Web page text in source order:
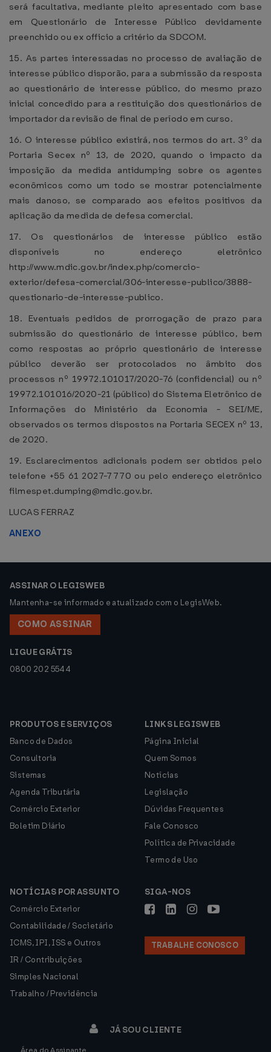
será facultativa, mediante pleito apresentado com base
em Questionário de Interesse Público devidamente
preenchido ou ex officio a critério da SDCOM.
15. As partes interessadas no processo de avaliação de
interesse público disporão, para a submissão da resposta
ao questionário de interesse público, do mesmo prazo
inicial concedido para a restituição dos questionários de
importador da revisão de final de período em curso.
16. O interesse público existirá, nos termos do art. 3º da
Portaria Secex nº 13, de 2020, quando o impacto da
imposição da medida antidumping sobre os agentes
econômicos como um todo se mostrar potencialmente
mais danoso, se comparado aos efeitos positivos da
aplicação da medida de defesa comercial.
17. Os questionários de interesse público estão
disponíveis no endereço eletrônico
http://www.mdic.gov.br/index.php/comercio-
exterior/defesa-comercial/306-interesse-publico/3888-
questionario-de-interesse-publico.
18. Eventuais pedidos de prorrogação de prazo para
submissão do questionário de interesse público, bem
como respostas ao próprio questionário de interesse
público deverão ser protocolados no âmbito dos
processos nº 19972.101017/2020-76 (confidencial) ou nº
19972.101016/2020-21 (público) do Sistema Eletrônico de
Informações do Ministério da Economia - SEI/ME,
observados os termos dispostos na Portaria SECEX nº 13,
de 2020.
19. Esclarecimentos adicionais podem ser obtidos pelo
telefone +55 61 2027-7770 ou pelo endereço eletrônico
filmespet.dumping@mdic.gov.br.
LUCAS FERRAZ
ANEXO
ASSINAR O LEGISWEB
Mantenha-se informado e atualizado com o LegisWeb.
COMO ASSINAR
LIGUE GRÁTIS
0800 202 5544
PRODUTOS E SERVIÇOS
Banco de Dados
Consultoria
Sistemas
Agenda Tributária
Comércio Exterior
Boletim Diário
LINKS LEGISWEB
Página Inicial
Quem Somos
Notícias
Legislação
Dúvidas Frequentes
Fale Conosco
Política de Privacidade
Termo de Uso
NOTÍCIAS POR ASSUNTO
Comércio Exterior
Contabilidade / Societário
ICMS, IPI, ISS e Outros
IR / Contribuições
Simples Nacional
Trabalho / Previdência
SIGA-NOS
TRABALHE CONOSCO
JÁ SOU CLIENTE